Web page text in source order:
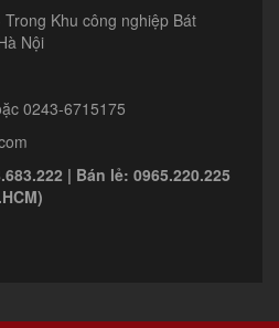
Khu công nghiệp Bát
Nội
0243-6715175
| Bán lẻ: 0965.220.225